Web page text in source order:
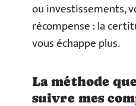
ou investissements,
récompense : la
vous échappe plus.
La méthode
suivre mes